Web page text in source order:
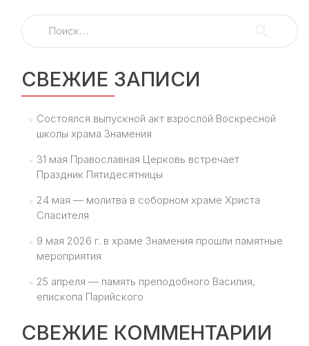
Найти:
СВЕЖИЕ ЗАПИСИ
Состоялся выпускной акт взрослой Воскресной
школы храма Знамения
31 мая Православная Церковь встречает
Праздник Пятидесятницы
24 мая — молитва в соборном храме Христа
Спасителя
9 мая 2026 г. в храме Знамения прошли памятные
мероприятия
25 апреля — память преподобного Василия,
епископа Парийского
СВЕЖИЕ КОММЕНТАРИИ